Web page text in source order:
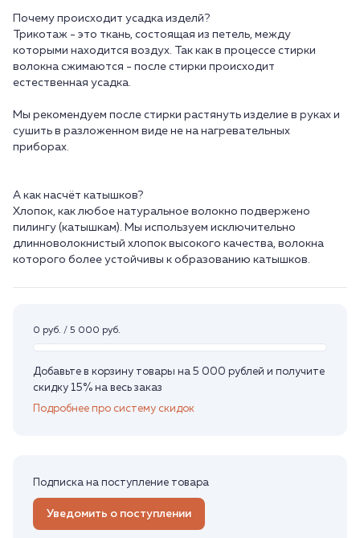
Почему происходит усадка изделй?
Трикотаж - это ткань, состоящая из петель, между
которыми находится воздух. Так как в процессе стирки
волокна сжимаются - после стирки происходит
естественная усадка.
Мы рекомендуем после стирки растянуть изделие в руках и
сушить в разложенном виде не на нагревательных
приборах.
А как насчёт катышков?
Хлопок, как любое натуральное волокно подвержено
пилингу (катышкам). Мы используем исключительно
длинноволокнистый хлопок высокого качества, волокна
0 руб. / 5 000 руб.
Добавьте в корзину товары на 5 000 рублей и получите
скидку 15% на весь заказ
Подробнее про систему скидок
Подписка на поступление товара
Уведомить о поступлении